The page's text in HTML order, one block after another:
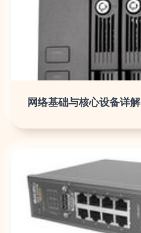
网络基础与核心设备详